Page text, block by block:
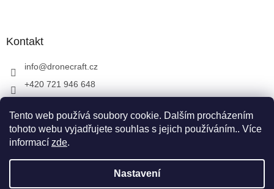
Tento web používá soubory cookie. Dalším procházením
tohoto webu vyjadřujete souhlas s jejich používáním.. Více
informací zde.
Nastavení
Kontakt
info@dronecraft.cz
+420 721 946 648
dronecraftcz